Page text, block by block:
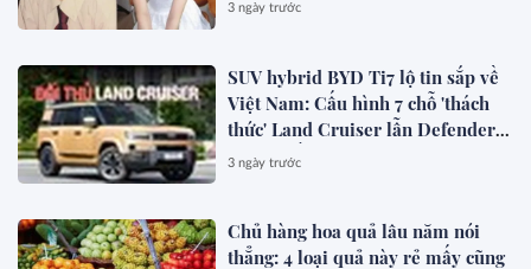
3 ngày trước
SUV hybrid BYD Ti7 lộ tin sắp về
Việt Nam: Cấu hình 7 chỗ 'thách
thức' Land Cruiser lẫn Defender,
chạy thuần điện hơn 150 km, dự
3 ngày trước
Chủ hàng hoa quả lâu năm nói
thẳng: 4 loại quả này rẻ mấy cũng